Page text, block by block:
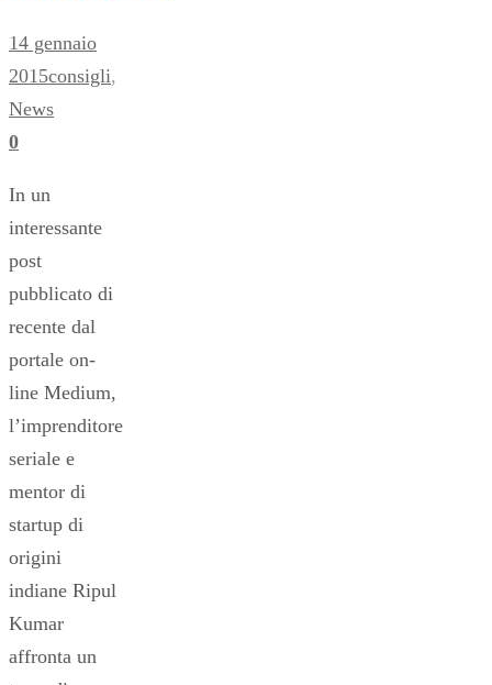
14 gennaio
2015consigli,
News
0
In un
interessante
post
pubblicato di
recente dal
portale on-
line Medium,
l’imprenditore
seriale e
mentor di
startup di
origini
indiane Ripul
Kumar
affronta un